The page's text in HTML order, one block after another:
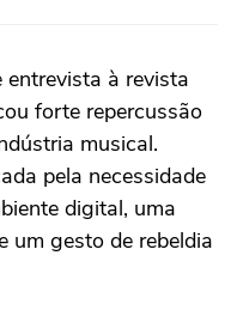
à revista
forte repercussão
musical.
pela necessidade
digital, uma
um gesto de rebeldia